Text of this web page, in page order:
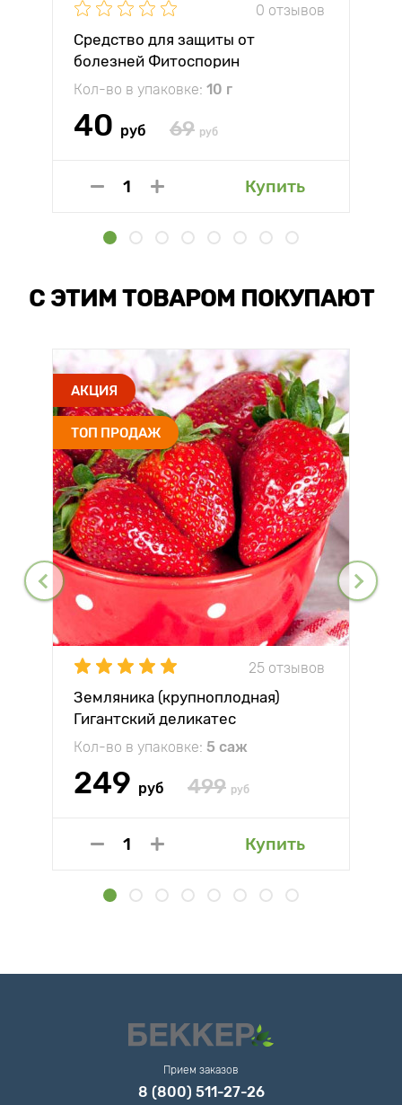
0 отзывов
Средство для защиты от
болезней Фитоспорин
Кол-во в упаковке: 10 г
40 руб 69 руб
Купить
С ЭТИМ ТОВАРОМ ПОКУПАЮТ
АКЦИЯ
ТОП ПРОДАЖ
25 отзывов
Земляника (крупноплодная)
Гигантский деликатес
Кол-во в упаковке: 5 саж
249 руб 499 руб
Купить
Прием заказов
8 (800) 511-27-26